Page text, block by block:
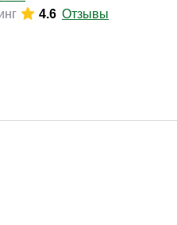
4.6 Отзывы